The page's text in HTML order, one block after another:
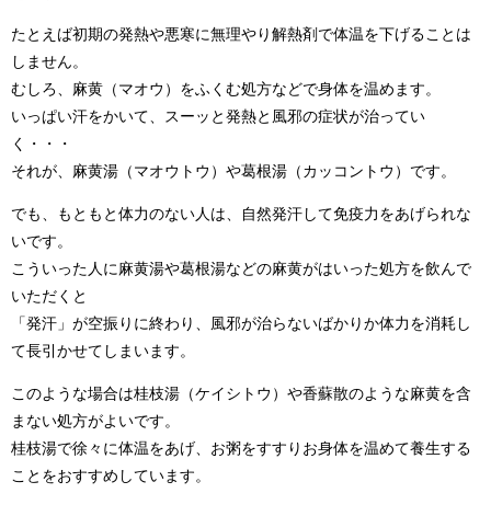
たとえば初期の発熱や悪寒に無理やり解熱剤で体温を下げることは
しません。
むしろ、麻黄（マオウ）をふくむ処方などで身体を温めます。
いっぱい汗をかいて、スーッと発熱と風邪の症状が治ってい
く・・・
それが、麻黄湯（マオウトウ）や葛根湯（カッコントウ）です。
でも、もともと体力のない人は、自然発汗して免疫力をあげられな
いです。
こういった人に麻黄湯や葛根湯などの麻黄がはいった処方を飲んで
いただくと
「発汗」が空振りに終わり、風邪が治らないばかりか体力を消耗し
て長引かせてしまいます。
このような場合は桂枝湯（ケイシトウ）や香蘇散のような麻黄を含
まない処方がよいです。
桂枝湯で徐々に体温をあげ、お粥をすすりお身体を温めて養生する
ことをおすすめしています。